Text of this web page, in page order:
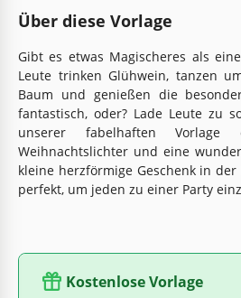
Über diese Vorlage
Gibt es etwas Magischeres als
Leute trinken Glühwein, tanzen
Baum und genießen die
fantastisch, oder? Lade Leute zu
unserer fabelhaften
Weihnachtslichter und eine
kleine herzförmige Geschenk in
perfekt, um jeden zu einer Party
Kostenlose Vorlage